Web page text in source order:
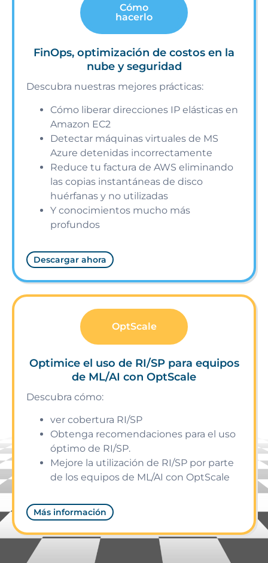
Cómo
hacerlo
FinOps, optimización de costos en la
nube y seguridad
Descubra nuestras mejores prácticas:
Cómo liberar direcciones IP elásticas en
Amazon EC2
Detectar máquinas virtuales de MS
Azure detenidas incorrectamente
Reduce tu factura de AWS eliminando
las copias instantáneas de disco
huérfanas y no utilizadas
Y conocimientos mucho más
profundos
Descargar ahora
OptScale
Optimice el uso de RI/SP para equipos
de ML/AI con OptScale
Descubra cómo:
ver cobertura RI/SP
Obtenga recomendaciones para el uso
óptimo de RI/SP.
Mejore la utilización de RI/SP por parte
de los equipos de ML/AI con OptScale
Más información